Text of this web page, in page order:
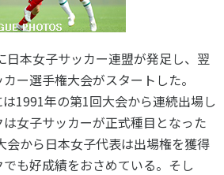
日本女子サッカー連盟が発足し、翌
ー選手権大会がスタートした。
1991年の第1回大会から連続出場し
女子サッカーが正式種目となった
会から日本女子代表は出場権を獲得
も好成績をおさめている。そし